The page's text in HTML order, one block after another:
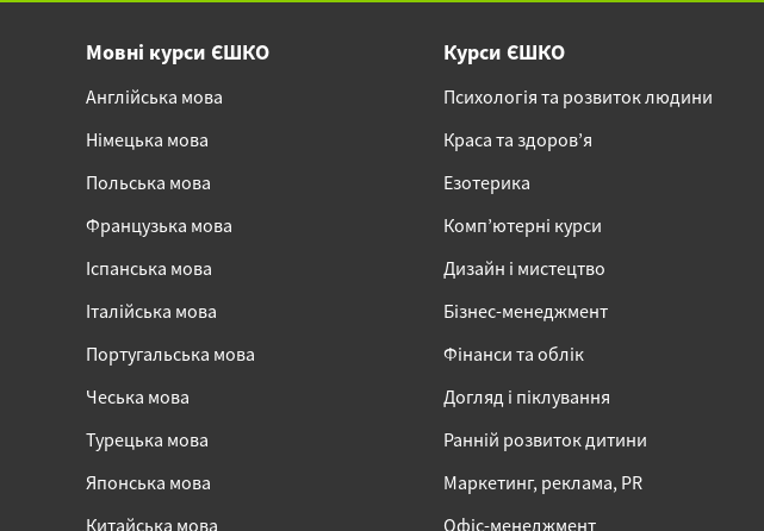
Мовні курси ЄШКО
Англійська мова
Німецька мова
Польська мова
Французька мова
Іспанська мова
Італійська мова
Португальська мова
Чеська мова
Турецька мова
Японська мова
Китайська мова
Курси ЄШКО
Психологія та розвиток людини
Краса та здоров’я
Езотерика
Комп’ютерні курси
Дизайн і мистецтво
Бізнес-менеджмент
Фінанси та облік
Догляд і піклування
Ранній розвиток дитини
Маркетинг, реклама, PR
Офіс-менеджмент